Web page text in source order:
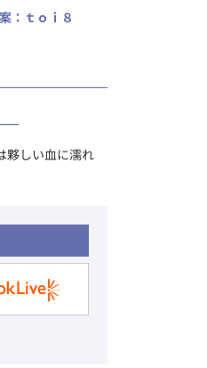
：ｔｏｉ８
夥しい血に濡れ